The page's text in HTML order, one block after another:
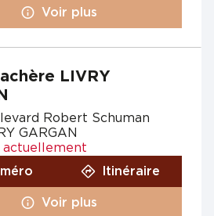
Voir plus
LIVRY
Robert Schuman
GARGAN
actuellement
Itinéraire
Voir plus